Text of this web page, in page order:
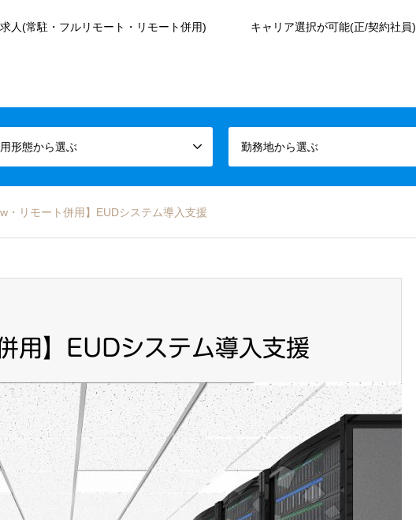
人(常駐・フルリモート・リモート併用) キャリア選択が可能(正/契約社員)
形態から選ぶ 勤務地から選ぶ
・リモート併用】EUDシステム導入支援
用】EUDシステム導入支援